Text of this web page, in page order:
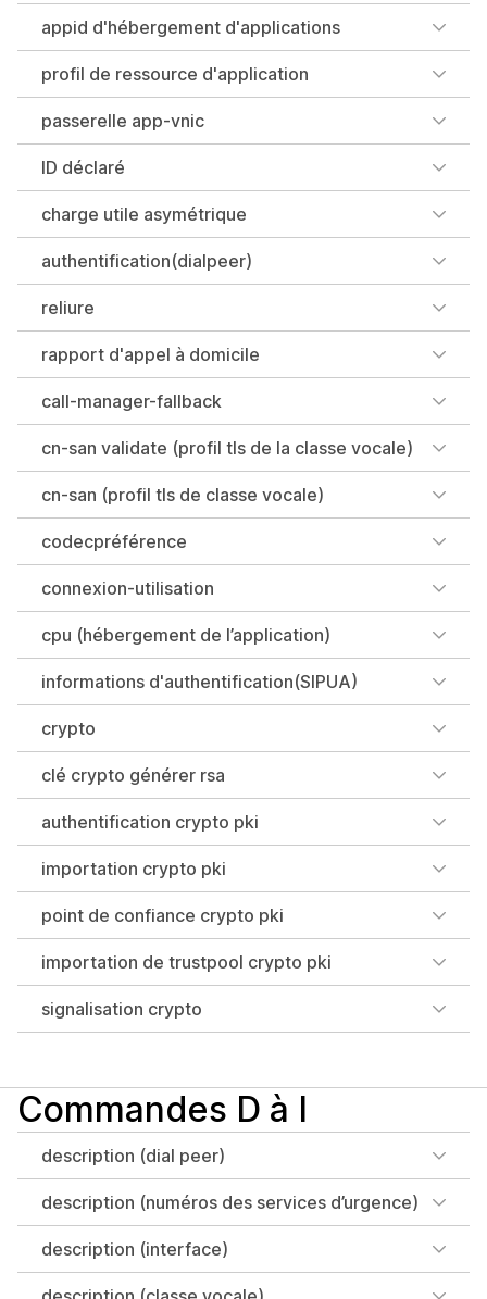
appid d'hébergement d'applications
profil de ressource d'application
passerelle app-vnic
ID déclaré
charge utile asymétrique
authentification(dialpeer)
reliure
rapport d'appel à domicile
call-manager-fallback
cn-san validate (profil tls de la classe vocale)
cn-san (profil tls de classe vocale)
codecpréférence
connexion-utilisation
cpu (hébergement de l’application)
informations d'authentification(SIPUA)
crypto
clé crypto générer rsa
authentification crypto pki
importation crypto pki
point de confiance crypto pki
importation de trustpool crypto pki
signalisation crypto
Commandes D à I
description (dial peer)
description (numéros des services d’urgence)
description (interface)